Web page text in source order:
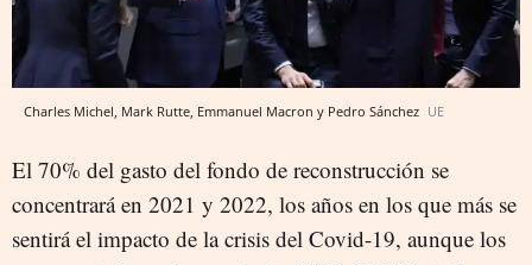
Charles Michel, Mark Rutte, Emmanuel Macron y Pedro Sánchez UE
El 70% del gasto del fondo de reconstrucción se
concentrará en 2021 y 2022, los años en los que más se
sentirá el impacto de la crisis del Covid-19, aunque los